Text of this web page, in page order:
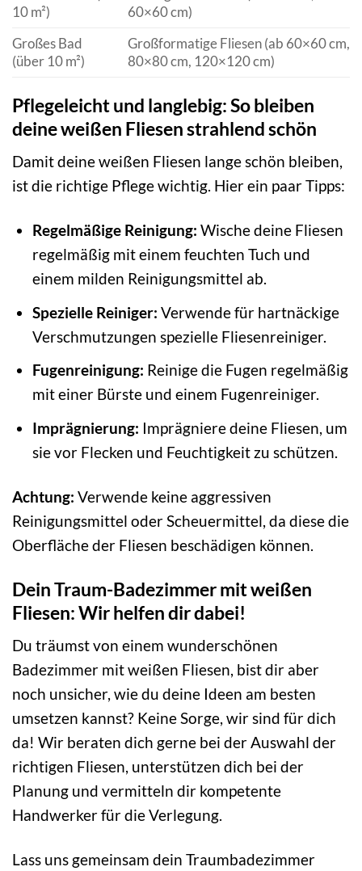
10 m²)
60×60 cm)
Großes Bad
(über 10 m²)
Großformatige Fliesen (ab 60×60 cm,
80×80 cm, 120×120 cm)
Pflegeleicht und langlebig: So bleiben
deine weißen Fliesen strahlend schön
Damit deine weißen Fliesen lange schön bleiben,
ist die richtige Pflege wichtig. Hier ein paar Tipps:
Regelmäßige Reinigung: Wische deine Fliesen
regelmäßig mit einem feuchten Tuch und
einem milden Reinigungsmittel ab.
Spezielle Reiniger: Verwende für hartnäckige
Verschmutzungen spezielle Fliesenreiniger.
Fugenreinigung: Reinige die Fugen regelmäßig
mit einer Bürste und einem Fugenreiniger.
Imprägnierung: Imprägniere deine Fliesen, um
sie vor Flecken und Feuchtigkeit zu schützen.
Achtung: Verwende keine aggressiven
Reinigungsmittel oder Scheuermittel, da diese die
Oberfläche der Fliesen beschädigen können.
Dein Traum-Badezimmer mit weißen
Fliesen: Wir helfen dir dabei!
Du träumst von einem wunderschönen
Badezimmer mit weißen Fliesen, bist dir aber
noch unsicher, wie du deine Ideen am besten
umsetzen kannst? Keine Sorge, wir sind für dich
da! Wir beraten dich gerne bei der Auswahl der
richtigen Fliesen, unterstützen dich bei der
Planung und vermitteln dir kompetente
Handwerker für die Verlegung.
Lass uns gemeinsam dein Traumbadezimmer